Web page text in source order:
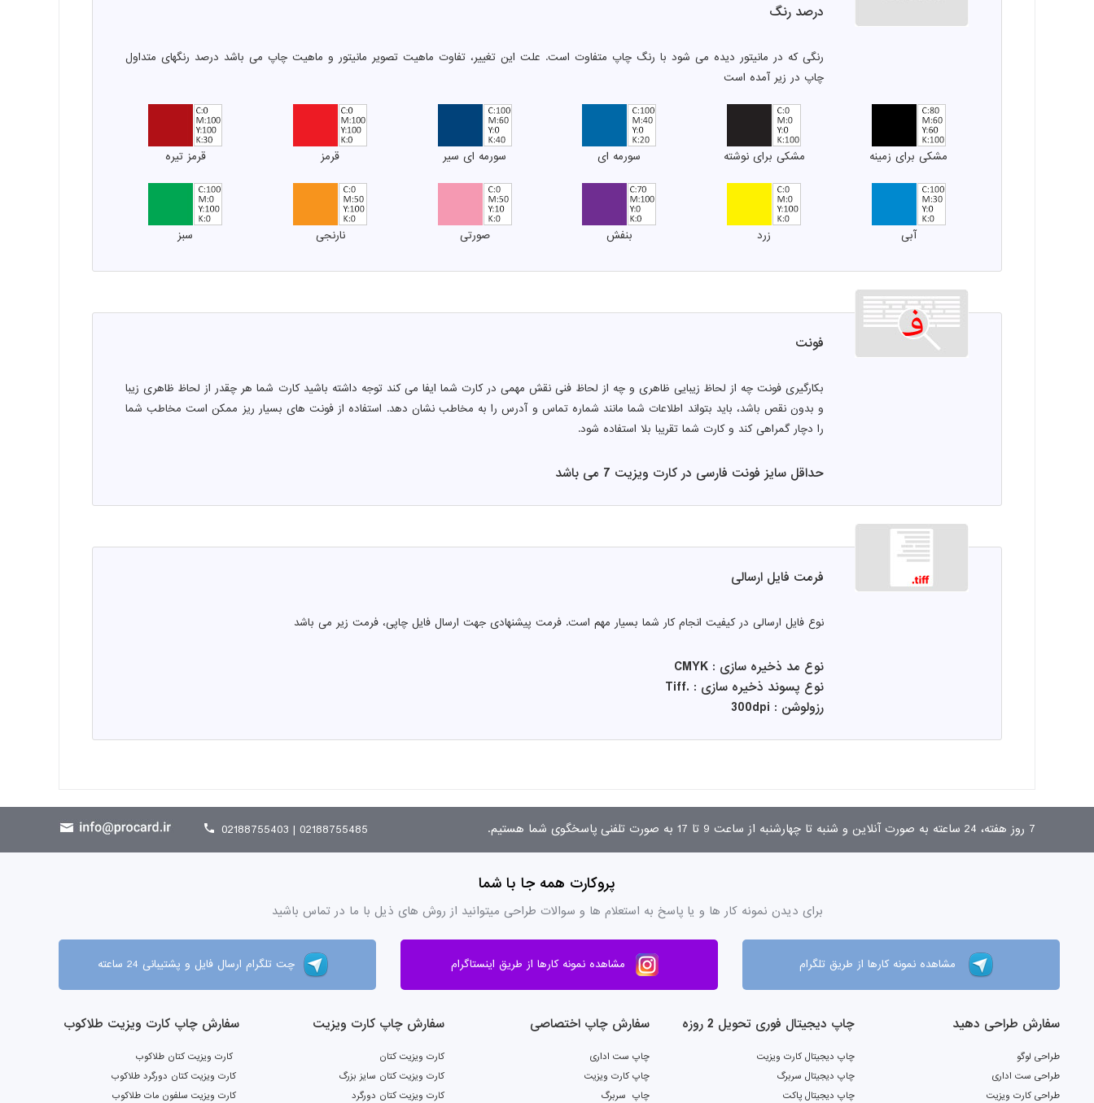
درصد رنگ
رنگی که در مانیتور دیده می شود با رنگ چاپ متفاوت است. علت این تغییر، تفاوت ماهیت تصویر مانیتور و ماهیت چاپ می باشد درصد رنگهای متداول
چاپ در زیر آمده است
مشکی برای زمینه مشکی برای نوشته سورمه ای سورمه ای سیر قرمز قرمز تیره
آبی زرد بنفش صورتی نارنجی سبز
فونت
بکارگیری فونت چه از لحاظ زیبایی ظاهری و چه از لحاظ فنی نقش مهمی در کارت شما ایفا می کند توجه داشته باشید کارت شما هر چقدر از لحاظ ظاهری زیبا
و بدون نقص باشد، باید بتواند اطلاعات شما مانند شماره تماس و آدرس را به مخاطب نشان دهد. استفاده از فونت های بسیار ریز ممکن است مخاطب شما
را دچار گمراهی کند و کارت شما تقریبا بلا استفاده شود.
حداقل سایز فونت فارسی در کارت ویزیت 7 می باشد
فرمت فایل ارسالی
نوع فایل ارسالی در کیفیت انجام کار شما بسیار مهم است. فرمت پیشنهادی جهت ارسال فایل چاپی، فرمت زیر می باشد
نوع مد ذخیره سازی : CMYK
نوع پسوند ذخیره سازی : .Tiff
رزولوشن : 300dpi
7 روز هفته، 24 ساعته به صورت آنلاین و شنبه تا چهارشنبه از ساعت 9 تا 17 به صورت تلفنی پاسخگوی شما هستیم. 02188755485 | 02188755403
پروکارت همه جا با شما
برای دیدن نمونه کار ها و یا پاسخ به استعلام ها و سوالات طراحی میتوانید از روش های ذیل با ما در تماس باشید
مشاهده نمونه کارها از طریق تلگرام مشاهده نمونه کارها از طریق اینستاگرام چت تلگرام ارسال فایل و پشتیبانی 24 ساعته
سفارش طراحی دهید
طراحی لوگو
طراحی ست اداری
طراحی کارت ویزیت
چاپ دیجیتال فوری تحویل 2 روزه
چاپ دیجیتال کارت ویزیت
چاپ دیجیتال سربرگ
چاپ دیجیتال پاکت
سفارش چاپ اختصاصی
چاپ ست اداری
چاپ کارت ویزیت
چاپ سربرگ
سفارش چاپ کارت ویزیت
کارت ویزیت کتان
کارت ویزیت کتان سایز بزرگ
کارت ویزیت کتان دورگرد
سفارش چاپ کارت ویزیت طلاکوب
کارت ویزیت کتان طلاکوب
کارت ویزیت کتان دورگرد طلاکوب
کارت ویزیت سلفون مات طلاکوب